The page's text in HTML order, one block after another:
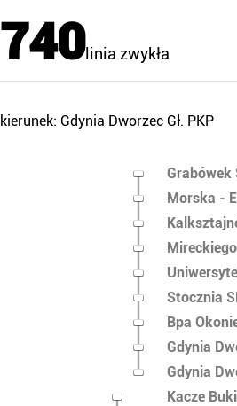
740linia zwykła
kierunek: Gdynia Dworzec Gł. PKP
Grabówek
Morska -
Stocznia
Bpa
Gdynia
Gdynia
Kacze